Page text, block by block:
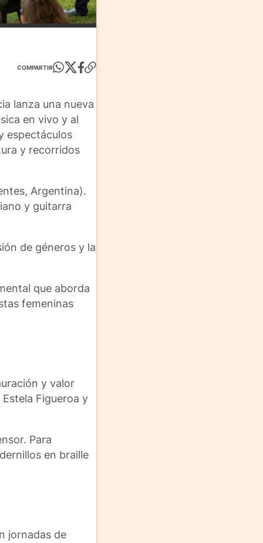
COMPARTIR
lanza una nueva
en vivo y al
espectáculos
y recorridos
Argentina).
y guitarra
de géneros y la
que aborda
femeninas
y valor
Figueroa y
Para
en braille
jornadas de